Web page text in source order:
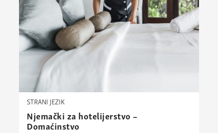
STRANI JEZIK
Njemački za hotelijerstvo –
Domaćinstvo